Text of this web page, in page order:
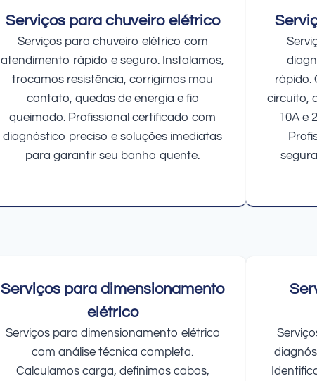
Serviços para chuveiro elétrico
Serviços para chuveiro elétrico com
atendimento rápido e seguro. Instalamos,
trocamos resistência, corrigimos mau
contato, quedas de energia e fio
queimado. Profissional certificado com
diagnóstico preciso e soluções imediatas
para garantir seu banho quente.
rápido.
circuito,
10A e
Serviços para dimensionamento
elétrico
Serviços para dimensionamento elétrico
com análise técnica completa.
Calculamos carga, definimos cabos,